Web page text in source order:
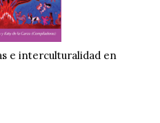
e interculturalidad en